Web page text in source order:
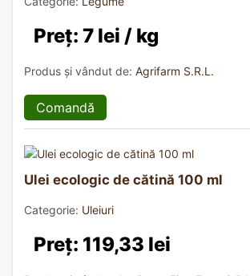
Preț: 7 lei / kg
Produs și vândut de: Agrifarm S.R.L.
Comandă
Ulei ecologic de cătină 100 ml
Categorie: Uleiuri
Preț: 119,33 lei